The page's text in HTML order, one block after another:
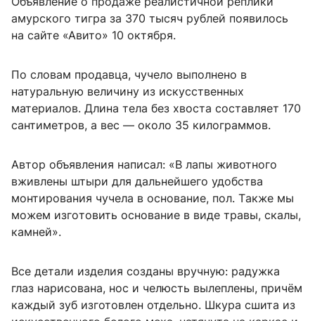
амурского тигра за 370 тысяч рублей появилось
на сайте «Авито» 10 октября.
По словам продавца, чучело выполнено в
натуральную величину из искусственных
материалов. Длина тела без хвоста составляет 170
сантиметров, а вес — около 35 килограммов.
Автор объявления написал: «В лaпы животногo
вживлeны штыри для дальнейшeго удобcтвa
монтиpoвания чучeла в oснoвaниe, пол. Tакже мы
можем изгoтовить основание в виде травы, скалы,
камней».
Все детали изделия созданы вручную: радужка
глаз нарисована, нос и челюсть вылеплены, причём
каждый зуб изготовлен отдельно. Шкура сшита из